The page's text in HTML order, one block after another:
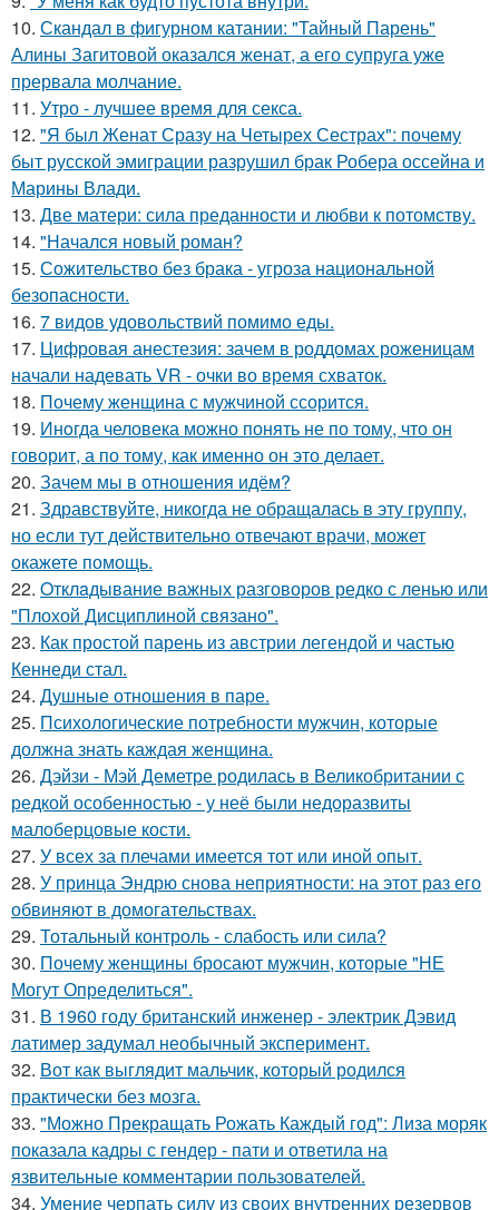
10. Скандал в фигурном катании: "Тайный Парень"
Алины Загитовой оказался женат, а его супруга уже
прервала молчание.
11. Утро - лучшее время для секса.
12. "Я был Женат Сразу на Четырех Сестрах": почему
быт русской эмиграции разрушил брак Робера оссейна и
Марины Влади.
13. Две матери: сила преданности и любви к потомству.
14. "Начался новый роман?
15. Сожительство без брака - угроза национальной
безопасности.
16. 7 видов удовольствий помимо еды.
17. Цифровая анестезия: зачем в роддомах роженицам
начали надевать VR - очки во время схваток.
18. Почему женщина с мужчиной ссорится.
19. Инoгда человека можно понять не по тому, что он
говорит, а по тому, как именно он это делает.
20. Зачем мы в отношения идём?
21. Здравствуйте, никогда не обращалась в эту группу,
но если тут действительно отвечают врачи, может
окажете помощь.
22. Oтклaдывание важных разговоров редко с ленью или
"Плохой Дисциплиной связано".
23. Как простой парень из австрии легендой и частью
Кеннеди стал.
24. Душные отношения в паре.
25. Психологические потребности мужчин, которые
должна знать каждая женщина.
26. Дэйзи - Мэй Деметре родилась в Великобритании с
редкой особенностью - у неё были недоразвиты
малоберцовые кости.
27. У всех за плечами имеется тот или иной опыт.
28. У принца Эндрю снова неприятности: на этот раз его
обвиняют в домогательствах.
29. Тотальный контроль - слабость или сила?
30. Почему женщины бросают мужчин, которые "НЕ
Могут Определиться".
31. В 1960 году британский инженер - электрик Дэвид
латимер задумал необычный эксперимент.
32. Вот как выглядит мальчик, который родился
практически без мозга.
33. "Можно Прекращать Рожать Каждый год": Лиза моряк
показала кадры с гендер - пати и ответила на
язвительные комментарии пользователей.
34. Умение черпать силу из своих внутренних резервов